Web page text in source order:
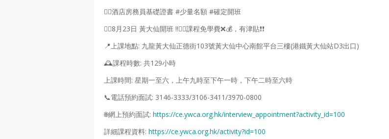
👉🏻酒店房務員基礎證書 #少量名額 #確定開班
👉🏻8月23日 黃大仙開班 ‼️👉🏻課程免學費❌💰，有津貼❗❗
📍上課地點: 九龍黃大仙正德街103號黃大仙中心南館平台三樓(港鐵黃大仙站D3出口)
🕰課程時數: 共129小時
上課時間: 星期一至六，上午九時至下午一時，下午二時至六時
📞電話預約面試: 3146-3333/3106-3411/3970-0800
🌐網上預約面試: https://ce.ywca.org.hk/interview_appointment?activity_id=100
詳細課程資料: https://ce.ywca.org.hk/activity?id=100